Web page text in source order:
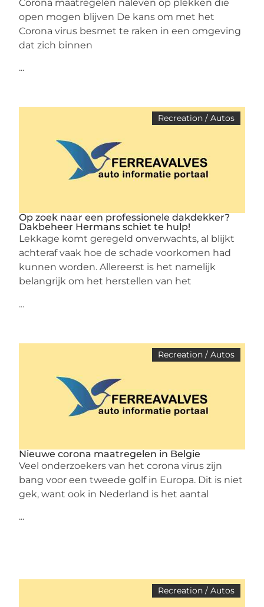
Corona maatregelen naleven op plekken die
open mogen blijven De kans om met het
Corona virus besmet te raken in een omgeving
dat zich binnen
...
Recreation / Autos
Op zoek naar een professionele dakdekker?
Dakbeheer Hermans schiet te hulp!
Lekkage komt geregeld onverwachts, al blijkt
achteraf vaak hoe de schade voorkomen had
kunnen worden. Allereerst is het namelijk
belangrijk om het herstellen van het
...
Recreation / Autos
Nieuwe corona maatregelen in Belgie
Veel onderzoekers van het corona virus zijn
bang voor een tweede golf in Europa. Dit is niet
gek, want ook in Nederland is het aantal
...
Recreation / Autos